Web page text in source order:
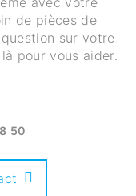
de pièces de
sur votre
pour vous aider.
50